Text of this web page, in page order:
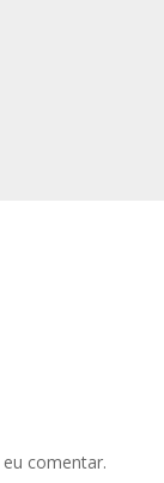
comentar.